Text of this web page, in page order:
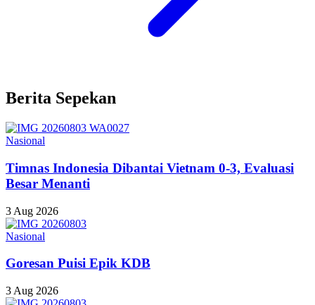
Berita Sepekan
Nasional
Timnas Indonesia Dibantai Vietnam 0-3, Evaluasi
Besar Menanti
3 Aug 2026
Nasional
Goresan Puisi Epik KDB
3 Aug 2026